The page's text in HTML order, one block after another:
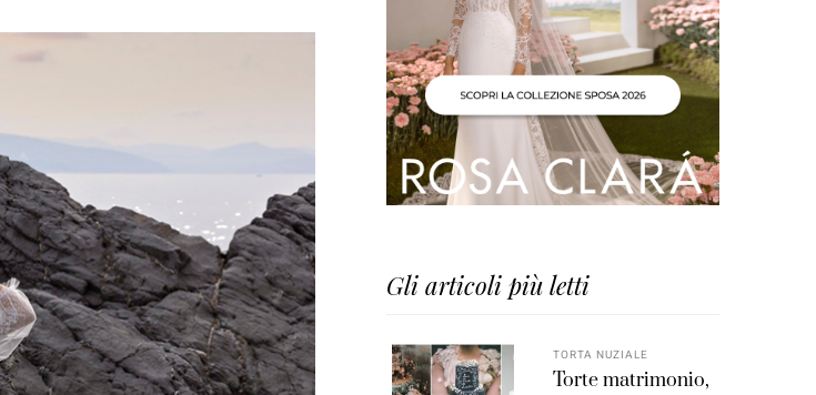
Gli articoli più letti
TORTA NUZIALE
Torte matrimonio,